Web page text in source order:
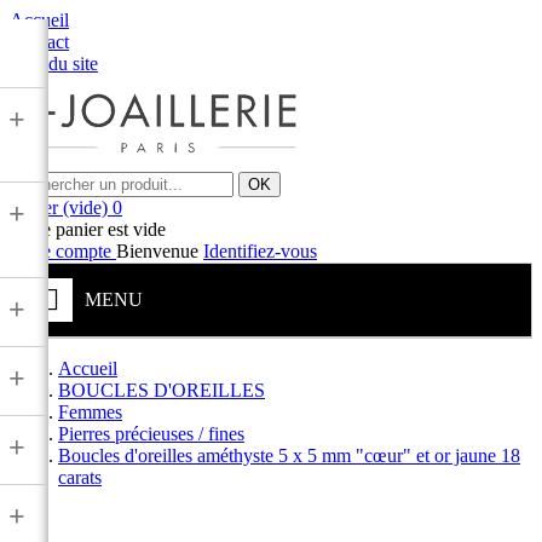
Accueil
Contact
Plan du site
OK
Panier (vide) 0
Votre panier est vide
Votre compte Bienvenue Identifiez-vous
MENU
+
+
+
+
+
+
Accueil
BOUCLES D'OREILLES
Femmes
Pierres précieuses / fines
Boucles d'oreilles améthyste 5 x 5 mm "cœur" et or jaune 18
carats